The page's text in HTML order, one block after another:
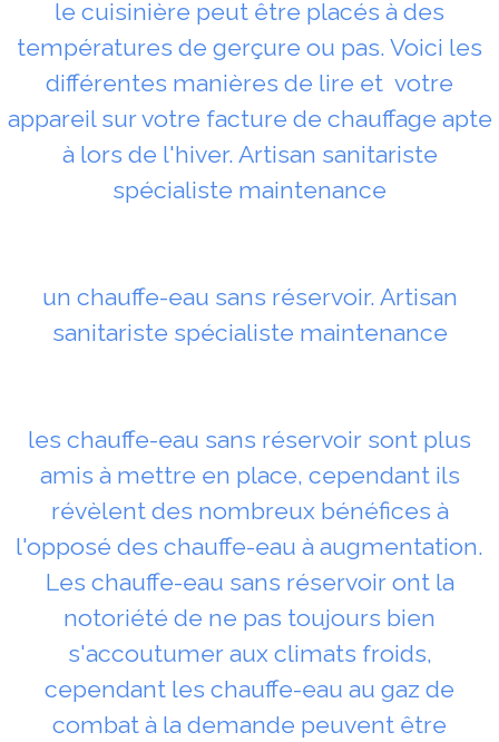
le cuisinière peut être placés à des
températures de gerçure ou pas. Voici les
différentes manières de lire et votre
appareil sur votre facture de chauffage apte
à lors de l'hiver. Artisan sanitariste
spécialiste maintenance
un chauffe-eau sans réservoir. Artisan
sanitariste spécialiste maintenance
les chauffe-eau sans réservoir sont plus
amis à mettre en place, cependant ils
révèlent des nombreux bénéfices à
l'opposé des chauffe-eau à augmentation.
Les chauffe-eau sans réservoir ont la
notoriété de ne pas toujours bien
s'accoutumer aux climats froids,
cependant les chauffe-eau au gaz de
combat à la demande peuvent être